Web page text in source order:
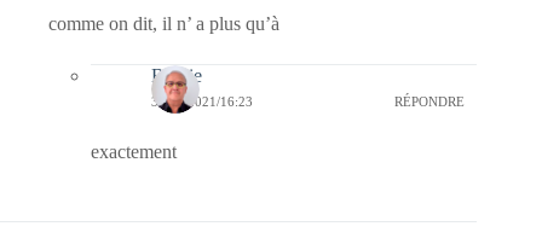
comme on dit, il n’ a plus qu’à
Bernie
31/12/2021/16:23 RÉPONDRE
exactement